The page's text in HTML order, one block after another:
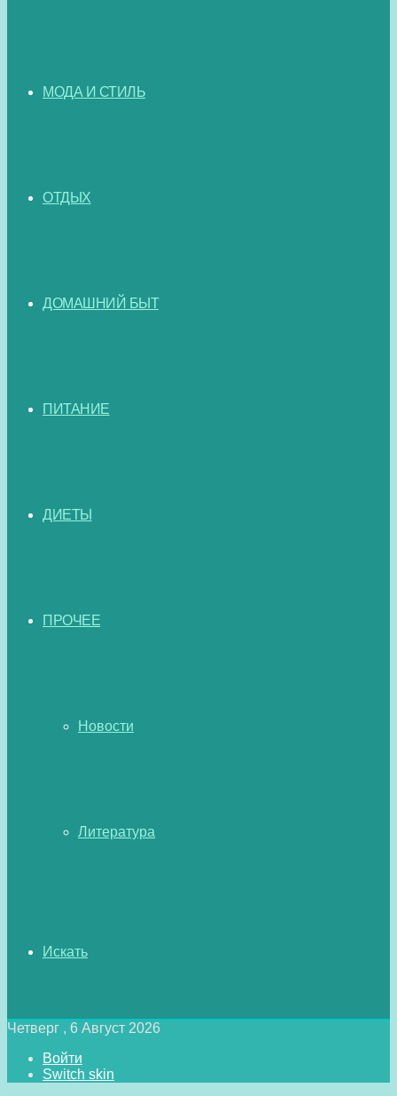
МОДА И СТИЛЬ
ОТДЫХ
ДОМАШНИЙ БЫТ
ПИТАНИЕ
ДИЕТЫ
ПРОЧЕЕ
Новости
Литература
Искать
Четверг , 6 Август 2026
Войти
Switch skin